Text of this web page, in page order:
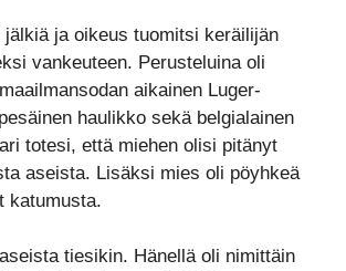
ja oikeus tuomitsi keräilijän
vankeuteen. Perusteluina oli
aikainen Luger-
haulikko sekä belgialainen
totesi, että miehen olisi pitänyt
aseista. Lisäksi mies oli pöyhkeä
katumusta.
tiesikin. Hänellä oli nimittäin